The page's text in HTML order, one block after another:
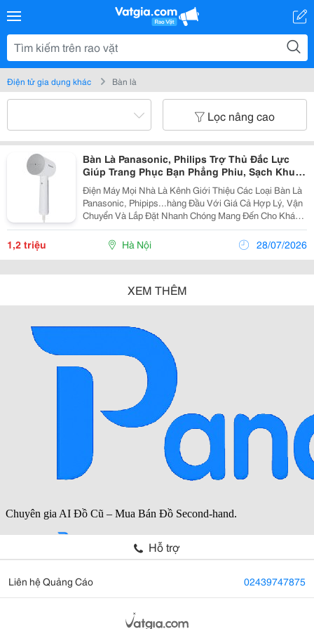
Điện tử gia dụng khác Bàn là
Lọc nâng cao
Bàn Là Panasonic, Philips Trợ Thủ Đắc Lực
Giúp Trang Phục Bạn Phẳng Phiu, Sạch Khuẩn
Mỗi Ngày
Điện Máy Mọi Nhà Là Kênh Giới Thiệu Các Loại Bàn Là
Panasonic, Phipips...hàng Đầu Với Giá Cả Hợp Lý, Vận
Chuyển Và Lắp Đặt Nhanh Chóng Mang Đến Cho Khách
Hàng Sự Tiên Lợi Nhất. Bàn Là Hơi Nước Cầm Tay
1,2 triệu Hà Nội 28/07/2026
XEM THÊM
Hỗ trợ
Liên hệ Quảng Cáo 02439747875